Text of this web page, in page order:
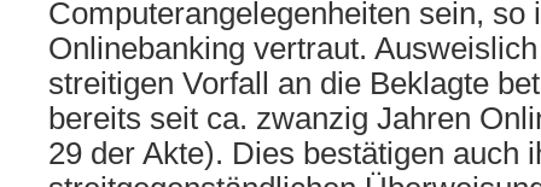
Computerangelegenheiten sein, so
Onlinebanking vertraut.
streitigen Vorfall an die Beklagte
bereits seit ca. zwanzig Jahren
29 der Akte). Dies bestätigen auch